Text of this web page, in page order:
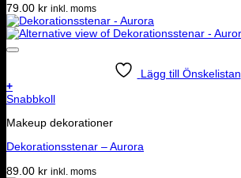
79.00 kr inkl. moms
Lägg till Önskelistan
+
Snabbkoll
Makeup dekorationer
Dekorationsstenar – Aurora
89.00 kr inkl. moms